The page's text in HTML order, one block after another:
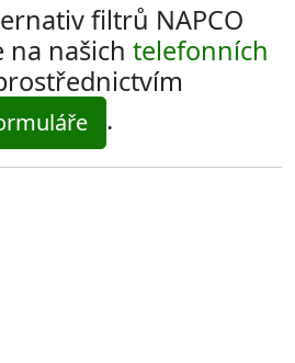
filtrů NAPCO
našich telefonních
.